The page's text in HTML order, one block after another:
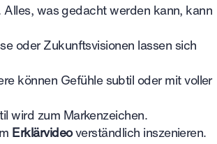
was gedacht werden kann, kann
oder Zukunftsvisionen lassen sich
können Gefühle subtil oder mit voller
wird zum Markenzeichen.
Erklärvideoverständlich inszenieren.